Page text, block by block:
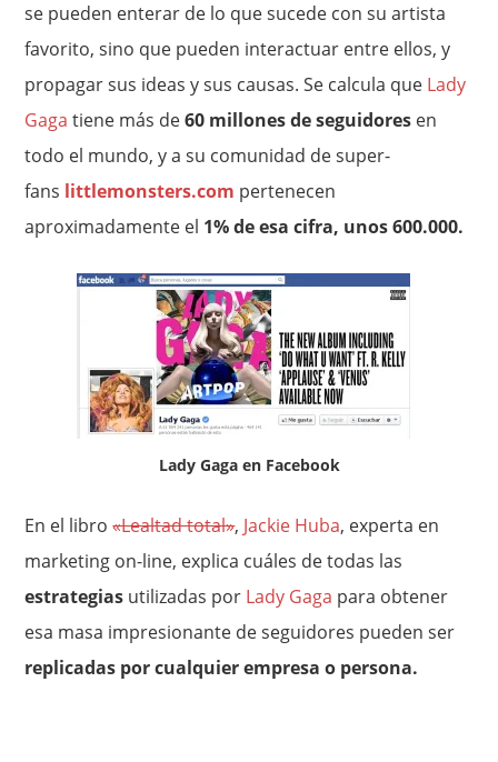
se pueden enterar de lo que sucede con su artista
favorito, sino que pueden interactuar entre ellos, y
propagar sus ideas y sus causas. Se calcula que Lady
Gaga tiene más de60 millones de seguidores en
todo el mundo, y a su comunidad de super-
fans littlemonsters.com pertenecen
aproximadamente el 1% de esa cifra, unos 600.000.
Lady Gaga en Facebook
En el libro«Lealtad total», Jackie Huba, experta en
marketing on-line, explica cuáles de todas las
estrategias utilizadas por Lady Gaga para obtener
esa masa impresionante de seguidores pueden ser
replicadas por cualquier empresa o persona.